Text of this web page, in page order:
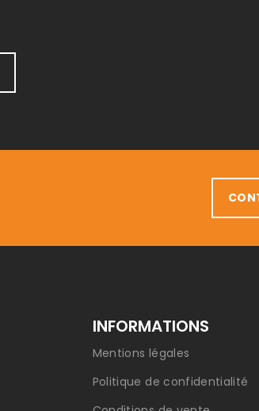
INFORMATIONS
Mentions légales
Politique de confidentialité